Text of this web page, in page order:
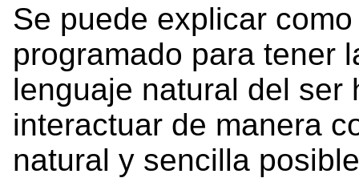
Se puede explicar
programado para tener
lenguaje natural del ser
interactuar de manera
natural y sencilla